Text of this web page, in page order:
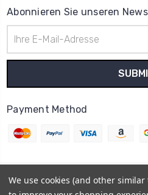
Abonnieren Sie unseren
Mail-
Adresse
Payment Method
© 2026
We use cookies (and other